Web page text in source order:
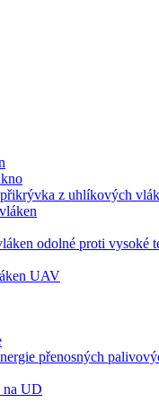
z uhlíkových
odolné proti vysoké
UAV
přenosných
na UD